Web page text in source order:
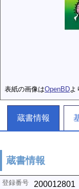
表紙の画像はOpenBDよ
蔵書情報
蔵書情報
200012801